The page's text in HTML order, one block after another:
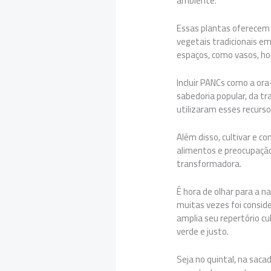
Essas plantas
vegetais tradicionais
espaços, como vasos,
Incluir PANCs como a
sabedoria popular, da
utilizaram esses
Além disso, cultivar e
alimentos e
transformadora.
É hora de olhar para a
muitas vezes foi
amplia seu repertório
verde e justo.
Seja no quintal, na